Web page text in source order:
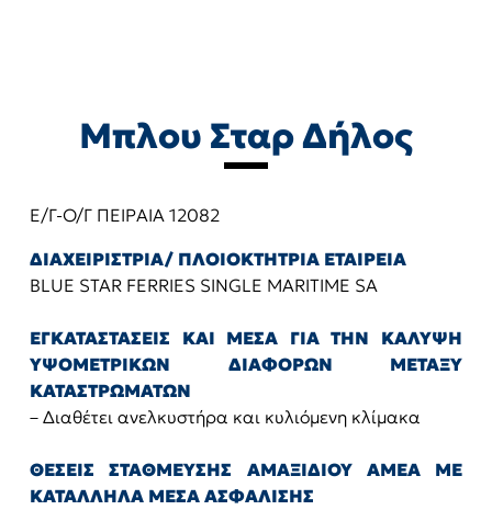
Μπλου Σταρ Δήλος
Ε/Γ-Ο/Γ ΠΕΙΡΑΙΑ 12082
ΔΙΑΧΕΙΡΙΣΤΡΙΑ/ ΠΛΟΙΟΚΤΗΤΡΙΑ ΕΤΑΙΡΕΙΑ
BLUE STAR FERRIES SINGLE MARITIME SA
ΕΓΚΑΤΑΣΤΑΣΕΙΣ ΚΑΙ ΜΕΣΑ ΓΙΑ ΤΗΝ ΚΑΛΥΨΗ
ΥΨΟΜΕΤΡΙΚΩΝ ΔΙΑΦΟΡΩΝ ΜΕΤΑΞΥ
ΚΑΤΑΣΤΡΩΜΑΤΩΝ
– Διαθέτει ανελκυστήρα και κυλιόμενη κλίμακα
ΘΕΣΕΙΣ ΣΤΑΘΜΕΥΣΗΣ ΑΜΑΞΙΔΙΟΥ ΑΜΕΑ ΜΕ
ΚΑΤΑΛΛΗΛΑ ΜΕΣΑ ΑΣΦΑΛΙΣΗΣ